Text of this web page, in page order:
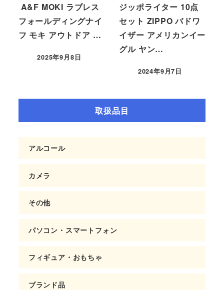
A&F MOKI ラブレス
フォールディングナイ
フ モキ アウトドア …
2025年9月8日
ジッポライター 10点
セット ZIPPO バドワ
イザー アメリカンイー
グル ヤン…
2024年9月7日
取扱品目
アルコール
カメラ
その他
パソコン・スマートフォン
フィギュア・おもちゃ
ブランド品